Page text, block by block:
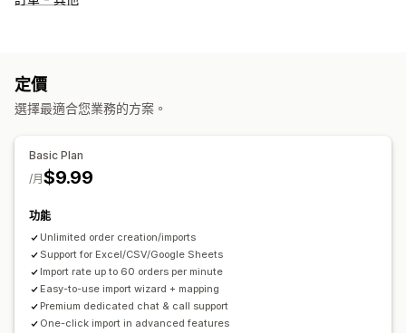
定價
選擇最適合您業務的方案。
Basic Plan
$9.99
/月
功能
Unlimited order creation/imports
Support for Excel/CSV/Google Sheets
Import rate up to 60 orders per minute
Easy-to-use import wizard + mapping
Premium dedicated chat & call support
One-click import in advanced features